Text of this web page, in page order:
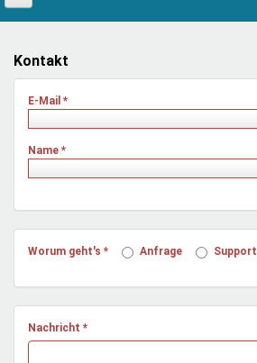
Startseite
News
Jugendnetz
Freizeit & Reisen
Mentoren & Projekte
Demokratie & Beteiligung
Vor Ort
Kontakt
E-Mail *
Name *
Worum geht's * Anfrage Support
Nachricht *